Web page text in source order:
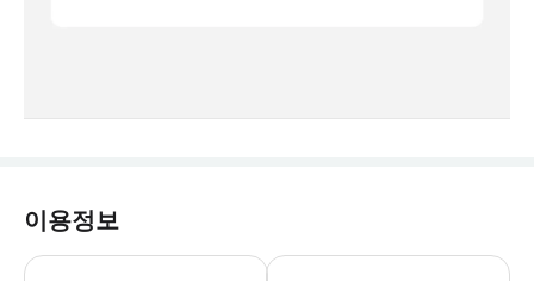
이용정보
세트메뉴는 2인 기준입니다. 예약 인